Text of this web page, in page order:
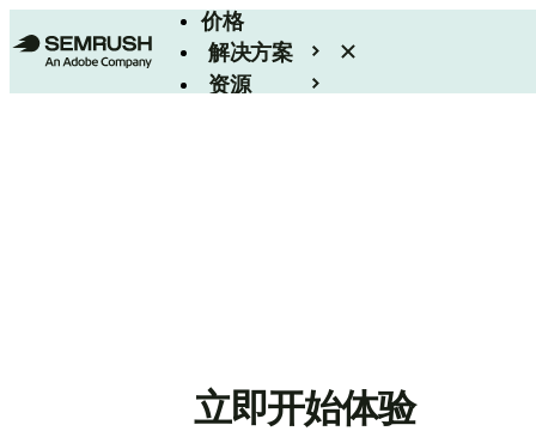
价格
解决方案
资源
立即开始体验